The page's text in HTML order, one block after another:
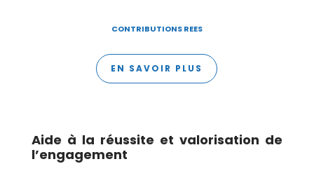
CONTRIBUTIONS REES
EN SAVOIR PLUS
Aide à la réussite et valorisation de
l’engagement